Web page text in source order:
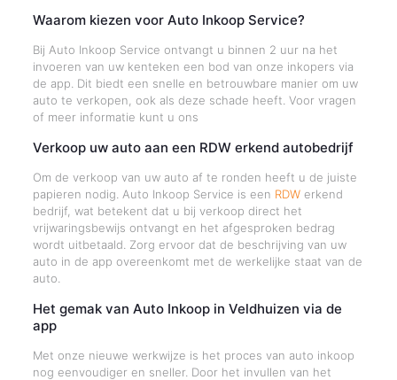
Waarom kiezen voor Auto Inkoop Service?
Bij Auto Inkoop Service ontvangt u binnen 2 uur na het
invoeren van uw kenteken een bod van onze inkopers via
de app. Dit biedt een snelle en betrouwbare manier om uw
auto te verkopen, ook als deze schade heeft. Voor vragen
of meer informatie kunt u ons
Verkoop uw auto aan een RDW erkend autobedrijf
Om de verkoop van uw auto af te ronden heeft u de juiste
papieren nodig. Auto Inkoop Service is een RDWerkend
bedrijf, wat betekent dat u bij verkoop direct het
vrijwaringsbewijs ontvangt en het afgesproken bedrag
wordt uitbetaald. Zorg ervoor dat de beschrijving van uw
auto in de app overeenkomt met de werkelijke staat van de
auto.
Het gemak van Auto Inkoop in Veldhuizen via de
app
Met onze nieuwe werkwijze is het proces van auto inkoop
nog eenvoudiger en sneller. Door het invullen van het